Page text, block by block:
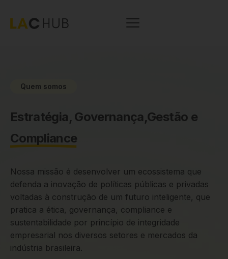
Quem somos
Estratégia, Governança,Gestão e
Compliance
Nossa missão é desenvolver um ecossistema que
defenda a inovação de políticas públicas e privadas
voltadas à construção de um futuro inteligente, que
pratica a ética, governança, compliance e
sustentabilidade por princípio de integridade
empresarial nos diversos setores e mercados da
indústria brasileira.